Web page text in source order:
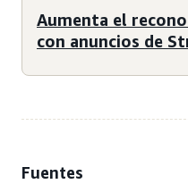
Aumenta el
con anuncios de
Fuentes